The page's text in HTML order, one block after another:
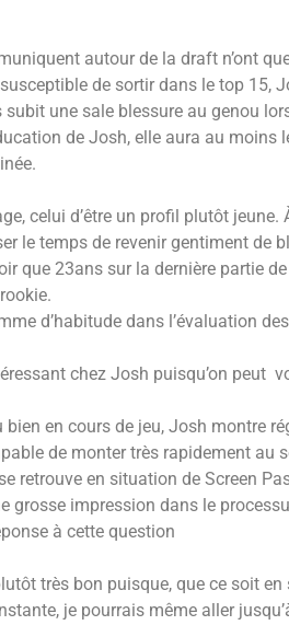
autour de la draft n’ont
de sortir dans le top
subit une sale blessure au genou
de Josh, elle aura au
celui d’être un profil plutôt
le temps de revenir gentiment de
que 23ans sur la dernière partie
d’habitude dans l’évaluation
chez Josh puisqu’on
en cours de jeu, Josh montre
de monter très rapidement au
retrouve en situation de Screen
impression dans le
à cette question
très bon puisque, que ce soit
je pourrais même aller